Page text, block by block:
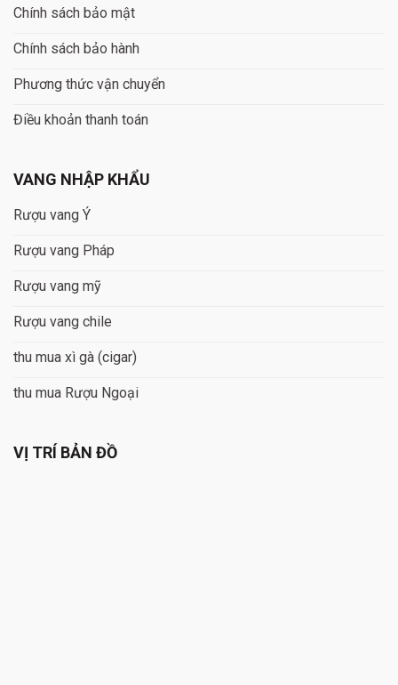
Chính sách bảo mật
Chính sách bảo hành
Phương thức vận chuyển
Điều khoản thanh toán
VANG NHẬP KHẨU
Rượu vang Ý
Rượu vang Pháp
Rượu vang mỹ
Rượu vang chile
thu mua xì gà (cigar)
thu mua Rượu Ngoại
VỊ TRÍ BẢN ĐỒ